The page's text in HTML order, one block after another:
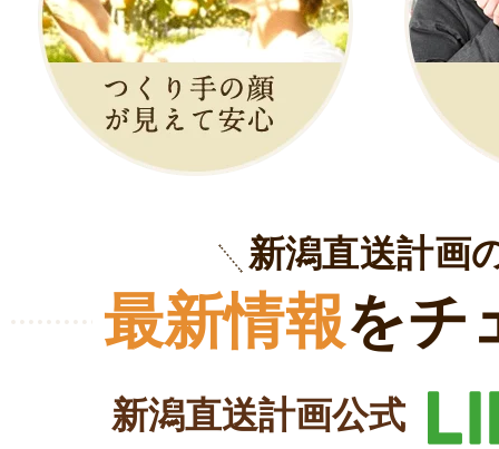
新潟直送計画
最新情報をチ
新潟直送計画公式